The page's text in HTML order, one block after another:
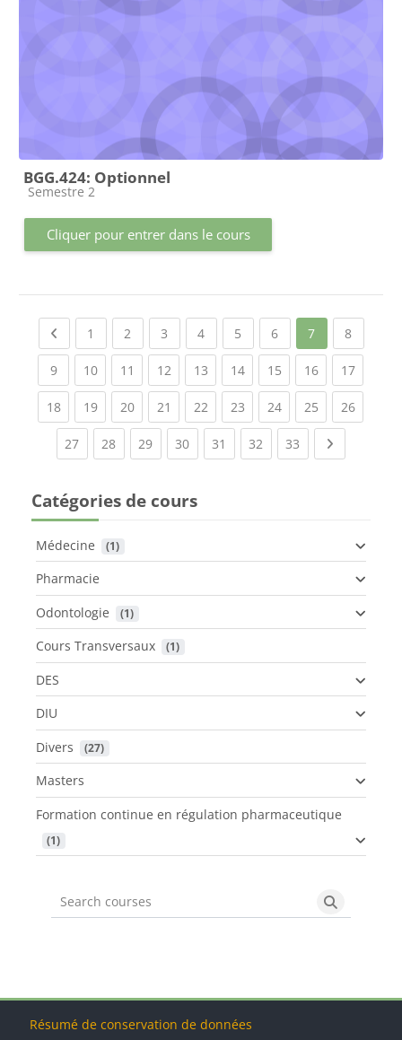
BGG.424: Optionnel
Catégorie de cours
Semestre 2
Cliquer pour entrer dans le cours
Previous page
1 (current)
2 (current)
3 (current)
4(current)
5 (current)
6(current)
7 8(current)
9(current)
10(current)
11 (current)
12(current)
13(current)
14(current)
15(current)
16(current)
17
18(current)
19(current)
20(current)
21 (current)
22(current)
23(current)
24(current)
25(current)
26
27(current)
28(current)
29(current)
30(current)
31 (current)
32 (current)
33 (current)Next page
Catégories de cours
Médecine (1)
Pharmacie
Odontologie
(1)
Cours Transversaux (1)
DES
DIU
Divers
(27)
Masters
Formation continue en régulation pharmaceutique
(1)
Search courses Search
Blocs
Blocs
Blocs
Blocs
Résumé de conservation de données